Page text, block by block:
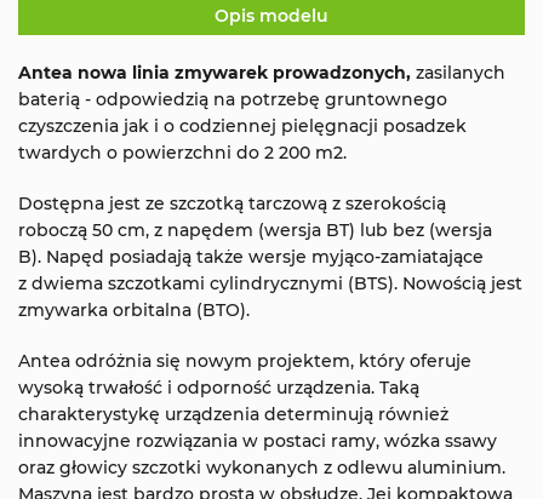
Opis modelu
Antea nowa linia zmywarek prowadzonych, zasilanych
baterią - odpowiedzią na potrzebę gruntownego
czyszczenia jak i o codziennej pielęgnacji posadzek
twardych o powierzchni do 2 200 m2.
Dostępna jest ze szczotką tarczową z szerokością
roboczą 50 cm, z napędem (wersja BT) lub bez (wersja
B). Napęd posiadają także wersje myjąco-zamiatające
z dwiema szczotkami cylindrycznymi (BTS). Nowością jest
zmywarka orbitalna (BTO).
Antea odróżnia się nowym projektem, który oferuje
wysoką trwałość i odporność urządzenia. Taką
charakterystykę urządzenia determinują również
innowacyjne rozwiązania w postaci ramy, wózka ssawy
oraz głowicy szczotki wykonanych z odlewu aluminium.
Maszyna jest bardzo prosta w obsłudze. Jej kompaktowa